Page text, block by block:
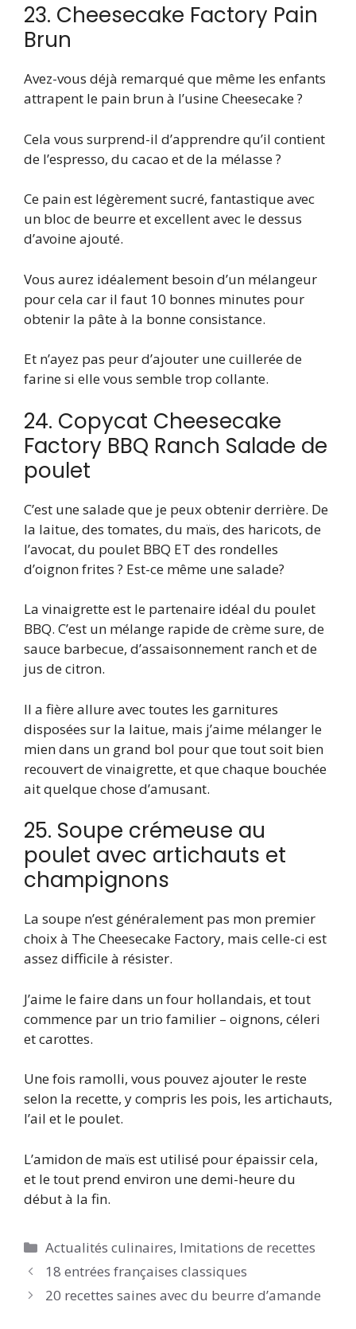
23. Cheesecake Factory Pain
Brun
Avez-vous déjà remarqué que même les enfants
attrapent le pain brun à l’usine Cheesecake ?
Cela vous surprend-il d’apprendre qu’il contient
de l’espresso, du cacao et de la mélasse ?
Ce pain est légèrement sucré, fantastique avec
un bloc de beurre et excellent avec le dessus
d’avoine ajouté.
Vous aurez idéalement besoin d’un mélangeur
pour cela car il faut 10 bonnes minutes pour
obtenir la pâte à la bonne consistance.
Et n’ayez pas peur d’ajouter une cuillerée de
farine si elle vous semble trop collante.
24. Copycat Cheesecake
Factory BBQ Ranch Salade de
poulet
C’est une salade que je peux obtenir derrière. De
la laitue, des tomates, du maïs, des haricots, de
l’avocat, du poulet BBQ ET des rondelles
d’oignon frites ? Est-ce même une salade?
La vinaigrette est le partenaire idéal du poulet
BBQ. C’est un mélange rapide de crème sure, de
sauce barbecue, d’assaisonnement ranch et de
jus de citron.
Il a fière allure avec toutes les garnitures
disposées sur la laitue, mais j’aime mélanger le
mien dans un grand bol pour que tout soit bien
recouvert de vinaigrette, et que chaque bouchée
ait quelque chose d’amusant.
25. Soupe crémeuse au
poulet avec artichauts et
champignons
La soupe n’est généralement pas mon premier
choix à The Cheesecake Factory, mais celle-ci est
assez difficile à résister.
J’aime le faire dans un four hollandais, et tout
commence par un trio familier – oignons, céleri
et carottes.
Une fois ramolli, vous pouvez ajouter le reste
selon la recette, y compris les pois, les artichauts,
l’ail et le poulet.
L’amidon de maïs est utilisé pour épaissir cela,
et le tout prend environ une demi-heure du
début à la fin.
Catégories
Actualités culinaires, Imitations de recettes
18 entrées françaises classiques
20 recettes saines avec du beurre d’amande